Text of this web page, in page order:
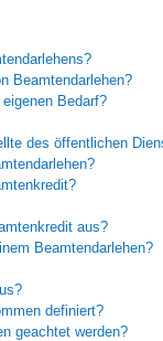
Beamtendarlehen?
Bedarf?
des öffentlichen
aus?
Beamtendarlehen?
definiert?
geachtet werden?